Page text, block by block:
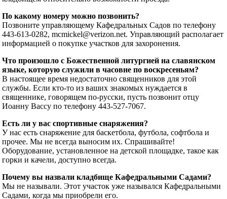
По какому номеру можно позвонить?
Позвоните управляющему Кафедральных Садов по телефону
443-613-0282, mcmickel@verizon.net. Управляющий располагает
информацией о покупке участков для захоронения.
Что произошло с Божественной литургией на славянском
языке, которую служили в часовне по воскресеньям?
В настоящее время недостаточно священников для этой
службы. Если кто-то из ваших знакомых нуждается в
священнике, говорящем по-русски, пусть позвонит отцу
Иоанну Вассу по телефону 443-527-7067.
Есть ли у вас спортивные снаряжения?
У нас есть снаряжение для баскетбола, футбола, софтбола и
прочее. Мы не всегда выносим их. Спрашивайте!
Оборудование, установленное на детской площадке, такое как
горки и качели, доступно всегда.
Почему вы назвали кладбище Кафедральными Садами?
Мы не называли. Этот участок уже назывался Кафедральными
Садами, когда мы приобрели его.